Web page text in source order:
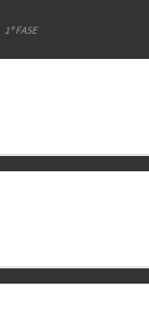
PIPPO
drjuliao
1ª FASE